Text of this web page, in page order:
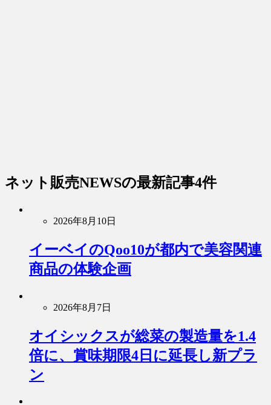
ネット販売NEWSの最新記事4件
2026年8月10日
イーベイのQoo10が都内で美容関連
商品の体験企画
2026年8月7日
オイシックスが総菜の製造量を1.4
倍に、賞味期限4日に延長し新プラ
ン